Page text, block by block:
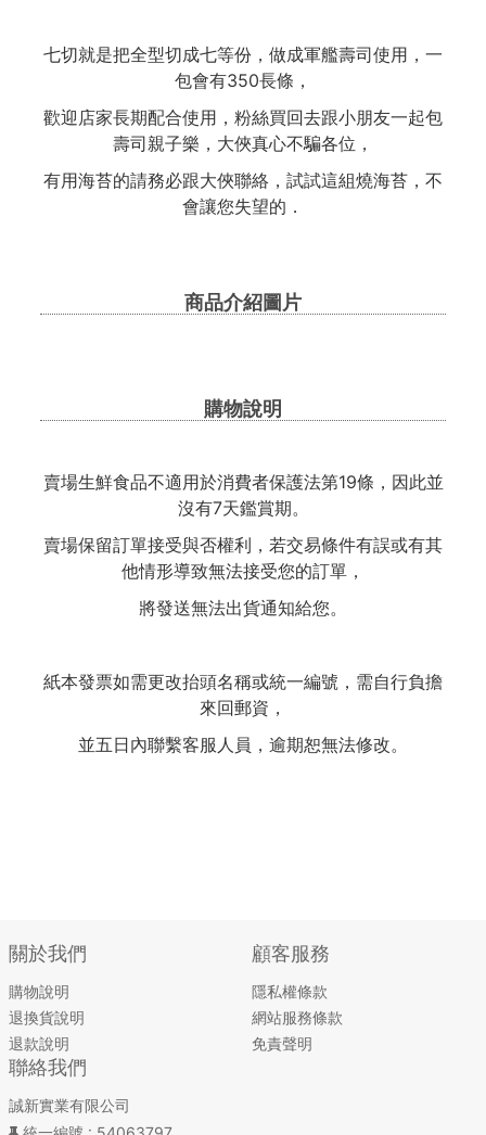
七切就是把全型切成七等份，做成軍艦壽司使用，一
包會有350長條，
歡迎店家長期配合使用，粉絲買回去跟小朋友一起包
壽司親子樂，大俠真心不騙各位，
有用海苔的請務必跟大俠聯絡，試試這組燒海苔，不
會讓您失望的．
商品介紹圖片
購物說明
賣場生鮮食品不適用於消費者保護法第19條，因此並
沒有7天鑑賞期。
賣場保留訂單接受與否權利，若交易條件有誤或有其
他情形導致無法接受您的訂單，
將發送無法出貨通知給您。
紙本發票如需更改抬頭名稱或統一編號，需自行負擔
來回郵資，
並五日內聯繫客服人員，逾期恕無法修改。
關於我們
購物說明
退換貨說明
退款說明
顧客服務
隱私權條款
網站服務條款
免責聲明
聯絡我們
誠新實業有限公司